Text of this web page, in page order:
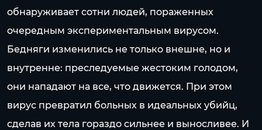
обнаруживает сотни людей, пораженных
очередным экспериментальным вирусом.
Бедняги изменились не только внешне, но и
внутренне: преследуемые жестоким голодом,
они нападают на все, что движется. При этом
вирус превратил больных в идеальных убийц,
сделав их тела гораздо сильнее и выносливее. И